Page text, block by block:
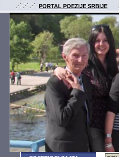
PORTAL POEZIJE SRBIJE